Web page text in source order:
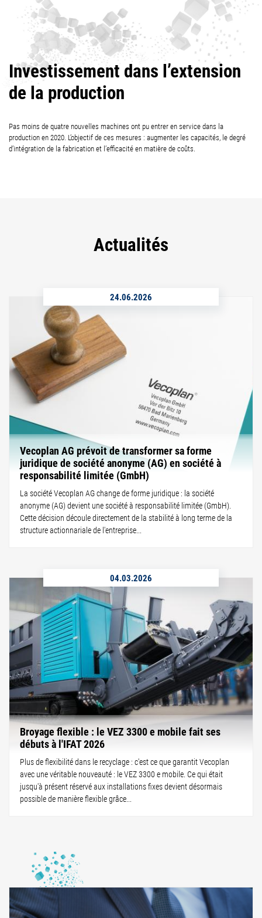
Investissement dans l’extension
de la production
Pas moins de quatre nouvelles machines ont pu entrer en service dans la
production en 2020. L’objectif de ces mesures : augmenter les capacités, le degré
d’intégration de la fabrication et l’efficacité en matière de coûts.
Actualités
24.06.2026
Vecoplan AG prévoit de transformer sa forme
juridique de société anonyme (AG) en société à
responsabilité limitée (GmbH)
La société Vecoplan AG change de forme juridique : la société
anonyme (AG) devient une société à responsabilité limitée (GmbH).
Cette décision découle directement de la stabilité à long terme de la
structure actionnariale de l'entreprise...
04.03.2026
Broyage flexible : le VEZ 3300 e mobile fait ses
débuts à l'IFAT 2026
Plus de flexibilité dans le recyclage : c'est ce que garantit Vecoplan
avec une véritable nouveauté : le VEZ 3300 e mobile. Ce qui était
jusqu'à présent réservé aux installations fixes devient désormais
possible de manière flexible grâce...